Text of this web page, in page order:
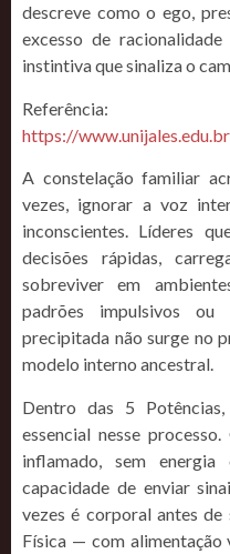
descreve como o ego,
excesso de
instintiva que sinaliza o
Referência:
https://
A constelação familiar
vezes, ignorar a voz
inconscientes. Líderes
decisões rápidas,
sobreviver em
padrões impulsivos ou
precipitada não surge no
modelo interno ancestral.
Dentro das 5
essencial nesse
inflamado, sem
capacidade de enviar
vezes é corporal antes
Física — com alimentação